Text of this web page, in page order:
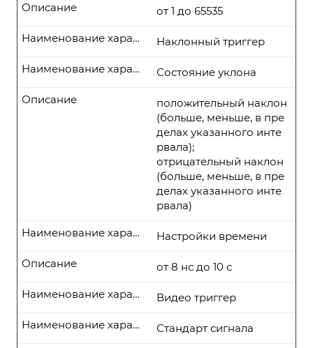
от 1 до 65535
Описание
Наклонный триггер
Наименование характеристики
Состояние уклона
Наименование характеристики
положительный наклон
(больше, меньше, в пре
делах указанного инте
рвала);
отрицательный наклон
(больше, меньше, в пре
делах указанного инте
рвала)
Описание
Настройки времени
Наименование характеристики
от 8 нс до 10 с
Описание
Видео триггер
Наименование характеристики
Стандарт сигнала
Наименование характеристики